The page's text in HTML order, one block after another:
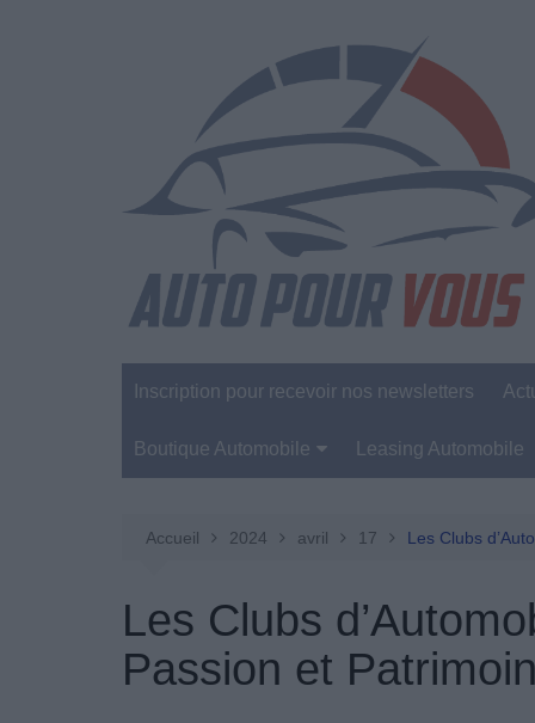
Inscription pour recevoir nos newsletters
Boutique Automobile
Entretien Automobile
Produits Boutique
Leasing Automobile
Accueil 2024 avril 17 Les Clubs
Les Clubs
Passion et